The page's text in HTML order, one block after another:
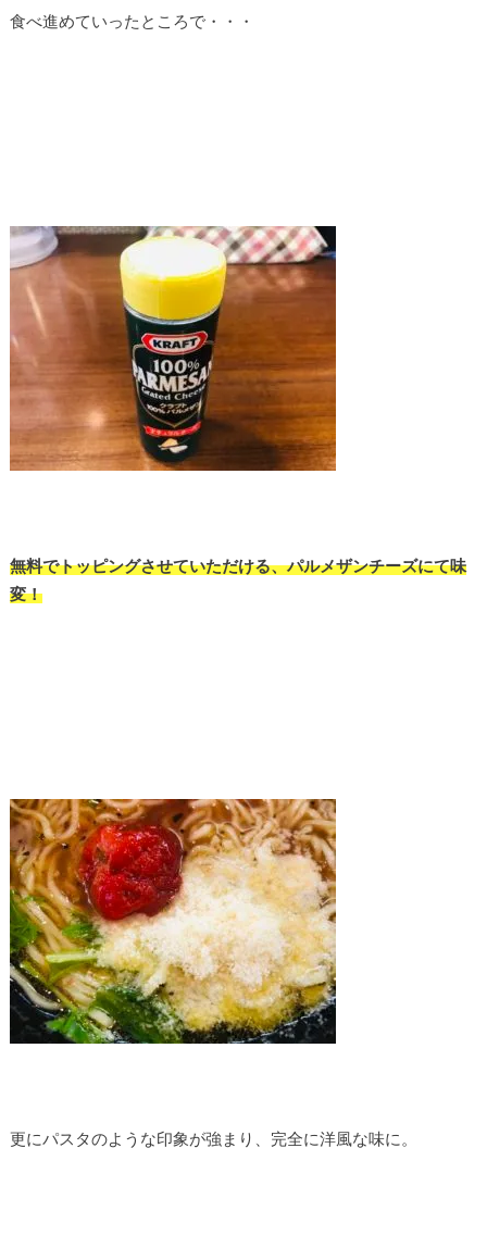
食べ進めていったところで・・・
無料でトッピングさせていただける、パルメザンチーズにて味
変！
更にパスタのような印象が強まり、完全に洋風な味に。